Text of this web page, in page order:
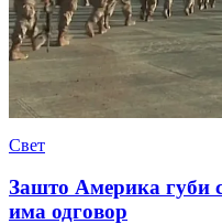
Свет
Зашто Америка губи
има одговор